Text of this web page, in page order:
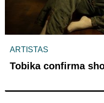
ARTISTAS
Tobika confirma